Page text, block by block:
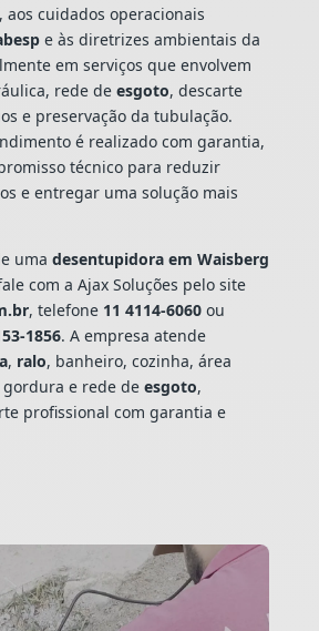
aos cuidados operacionais
e às diretrizes ambientais da
em serviços que envolvem
rede de esgoto, descarte
e preservação da tubulação.
é realizado com garantia,
técnico para reduzir
e entregar uma solução mais
uma desentupidora em Waisberg
com a Ajax Soluções pelo site
, telefone 11 4114-6060ou
1856. A empresa atende
, ralo, banheiro, cozinha, área
e rede de esgoto,
profissional com garantia e